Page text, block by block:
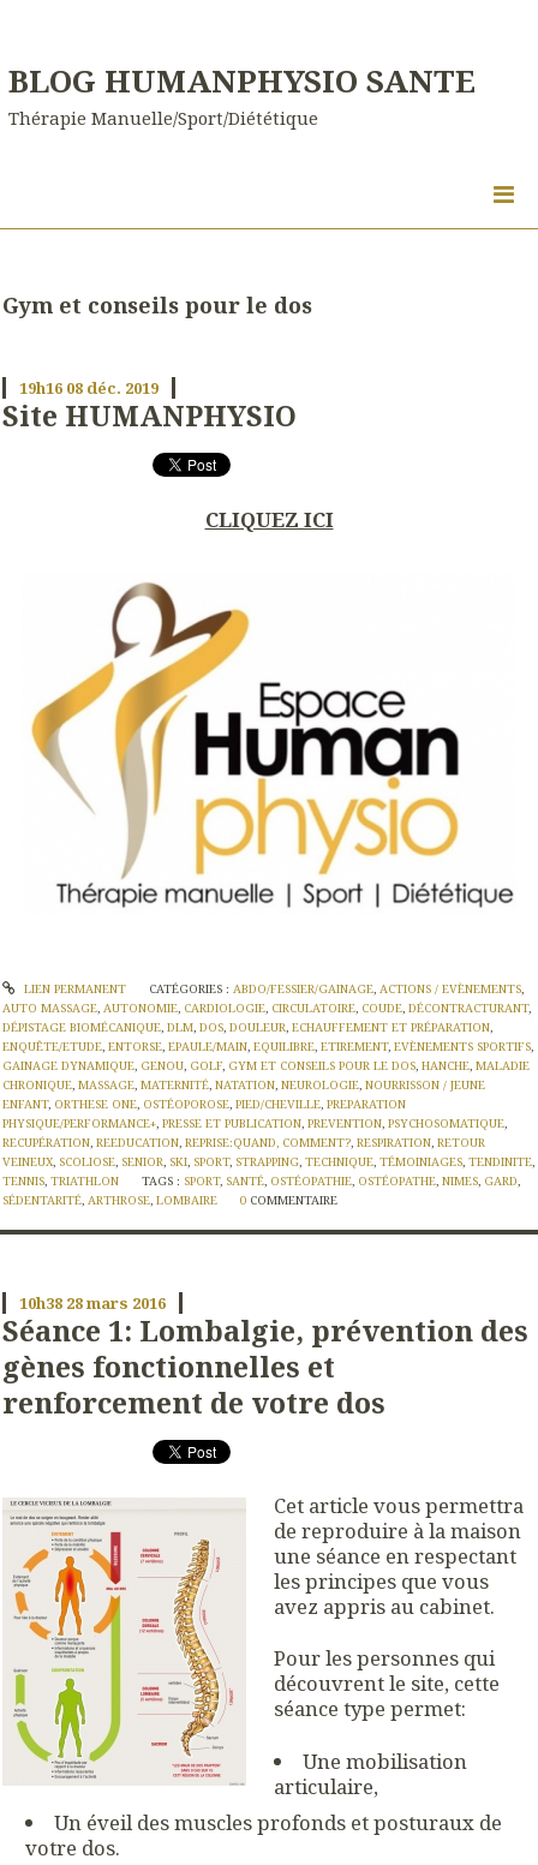
BLOG HUMANPHYSIO SANTE
Thérapie Manuelle/Sport/Diététique
Gym et conseils pour le dos
19h16 08 déc. 2019
Site HUMANPHYSIO
CLIQUEZ ICI
LIEN PERMANENT CATÉGORIES : ABDO/FESSIER/GAINAGE, ACTIONS / EVÈNEMENTS,
AUTO MASSAGE, AUTONOMIE, CARDIOLOGIE, CIRCULATOIRE, COUDE, DÉCONTRACTURANT,
DÉPISTAGE BIOMÉCANIQUE, DLM, DOS, DOULEUR, ECHAUFFEMENT ET PRÉPARATION,
ENQUÊTE/ETUDE, ENTORSE, EPAULE/MAIN, EQUILIBRE, ETIREMENT, EVÈNEMENTS SPORTIFS,
GAINAGE DYNAMIQUE, GENOU, GOLF, GYM ET CONSEILS POUR LE DOS, HANCHE, MALADIE
CHRONIQUE, MASSAGE, MATERNITÉ, NATATION, NEUROLOGIE, NOURRISSON / JEUNE
ENFANT, ORTHESE ONE, OSTÉOPOROSE, PIED/CHEVILLE, PREPARATION
PHYSIQUE/PERFORMANCE+, PRESSE ET PUBLICATION, PREVENTION, PSYCHOSOMATIQUE,
RECUPÉRATION, REEDUCATION, REPRISE:QUAND, COMMENT?, RESPIRATION, RETOUR
VEINEUX, SCOLIOSE, SENIOR, SKI, SPORT, STRAPPING, TECHNIQUE, TÉMOINIAGES, TENDINITE,
TENNIS, TRIATHLON TAGS : SPORT, SANTÉ, OSTÉOPATHIE, OSTÉOPATHE,NIMES, GARD,
SÉDENTARITÉ, ARTHROSE, LOMBAIRE 0 COMMENTAIRE
10h38 28mars 2016
Séance 1: Lombalgie, prévention des
gènes fonctionnelles et
renforcement de votre dos
Cet article vous permettra
de reproduire à la maison
une séance en respectant
les principes que vous
avez appris au cabinet.
Pour les personnes qui
découvrent le site, cette
séance type permet:
Une mobilisation
articulaire,
Un éveil des muscles profonds et posturaux de
votre dos.